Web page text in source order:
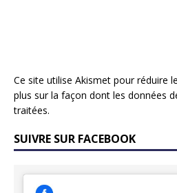
Ce site utilise Akismet pour réduire
plus sur la façon dont les données
traitées.
SUIVRE SUR FACEBOOK